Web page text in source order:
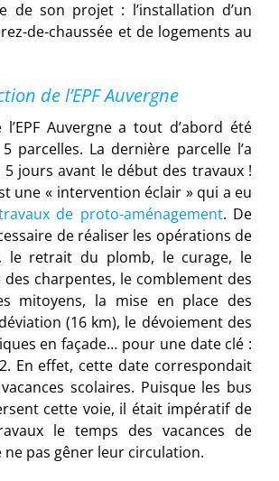
de son projet : l’installation d’un
de-chaussée et de logements au
de l’EPF Auvergne
Auvergne a tout d’abord été
parcelles. La dernière parcelle l’a
5 jours avant le début des travaux !
une « intervention éclair » qui a eu
de proto-aménagement. De
de réaliser les opérations de
le retrait du plomb, le curage, le
des charpentes, le comblement des
mitoyens, la mise en place des
(16 km), le dévoiement des
en façade… pour une date clé :
En effet, cette date correspondait
scolaires. Puisque les bus
cette voie, il était impératif de
le temps des vacances de
ne pas gêner leur circulation.